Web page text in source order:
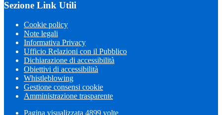
Sezione Link Utili
Cookie policy
Note legali
Informativa Privacy
Ufficio Relazioni con il Pubblico
Dichiarazione di accessibilità
Obiettivi di accessibilità
Whistleblowing
Gestione consensi cookie
Amministrazione trasparente
Pagina visualizzata 4899 volte